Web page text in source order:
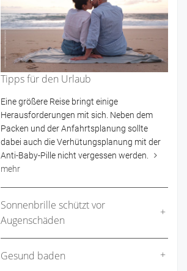
Tipps für den Urlaub
Eine größere Reise bringt einige
Herausforderungen mit sich. Neben dem
Packen und der Anfahrtsplanung sollte
dabei auch die Verhütungsplanung mit der
Anti-Baby-Pille nicht vergessen werden.
mehr
Sonnenbrille schützt vor
Augenschäden
Gesund baden